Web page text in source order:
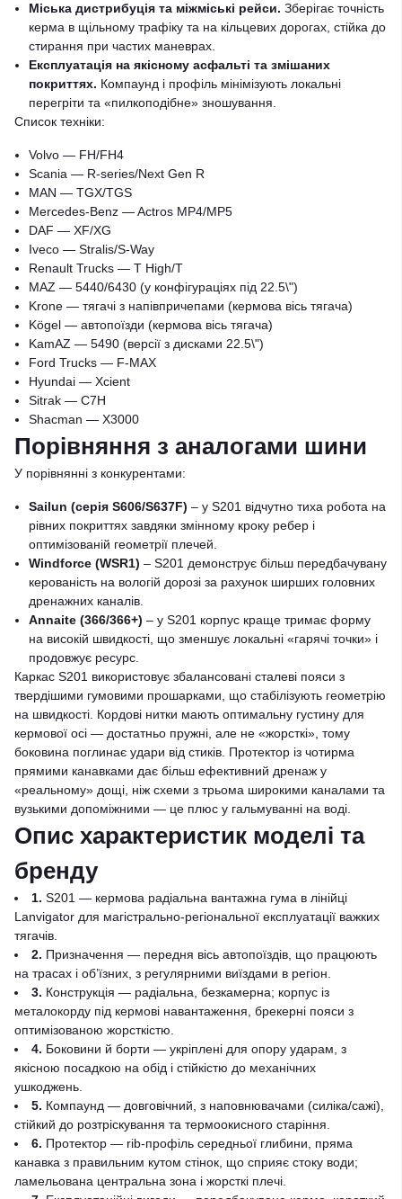
Міська дистрибуція та міжміські рейси. Зберігає точність
керма в щільному трафіку та на кільцевих дорогах, стійка до
стирання при частих маневрах.
Експлуатація на якісному асфальті та змішаних
покриттях. Компаунд і профіль мінімізують локальні
перегріти та «пилкоподібне» зношування.
Список техніки:
Volvo — FH/FH4
Scania — R-series/Next Gen R
MAN — TGX/TGS
Mercedes-Benz — Actros MP4/MP5
DAF — XF/XG
Iveco — Stralis/S-Way
Renault Trucks — T High/T
MAZ — 5440/6430 (у конфігураціях під 22.5\")
Krone — тягачі з напівпричепами (кермова вісь тягача)
Kögel — автопоїзди (кермова вісь тягача)
KamAZ — 5490 (версії з дисками 22.5\")
Ford Trucks — F-MAX
Hyundai — Xcient
Sitrak — C7H
Shacman — X3000
Порівняння з аналогами шини
У порівнянні з конкурентами:
Sailun (серія S606/S637F) – у S201 відчутно тиха робота на
рівних покриттях завдяки змінному кроку ребер і
оптимізованій геометрії плечей.
Windforce (WSR1) – S201 демонструє більш передбачувану
керованість на вологій дорозі за рахунок ширших головних
дренажних каналів.
Annaite (366/366+) – у S201 корпус краще тримає форму
на високій швидкості, що зменшує локальні «гарячі точки» і
продовжує ресурс.
Каркас S201 використовує збалансовані сталеві пояси з
твердішими гумовими прошарками, що стабілізують геометрію
на швидкості. Кордові нитки мають оптимальну густину для
кермової осі — достатньо пружні, але не «жорсткі», тому
боковина поглинає удари від стиків. Протектор із чотирма
прямими канавками дає більш ефективний дренаж у
«реальному» дощі, ніж схеми з трьома широкими каналами та
вузькими допоміжними — це плюс у гальмуванні на воді.
Опис характеристик моделі та
бренду
1. S201 — кермова радіальна вантажна гума в лінійці
Lanvigator для магістрально-регіональної експлуатації важких
тягачів.
2. Призначення — передня вісь автопоїздів, що працюють
на трасах і об’їзних, з регулярними виїздами в регіон.
3. Конструкція — радіальна, безкамерна; корпус із
металокорду під кермові навантаження, брекерні пояси з
оптимізованою жорсткістю.
4. Боковини й борти — укріплені для опору ударам, з
якісною посадкою на обід і стійкістю до механічних
ушкоджень.
5. Компаунд — довговічний, з наповнювачами (силіка/сажі),
стійкий до розтріскування та термоокисного старіння.
6. Протектор — rib-профіль середньої глибини, пряма
канавка з правильним кутом стінок, що сприяє стоку води;
ламельована центральна зона і жорсткі плечі.